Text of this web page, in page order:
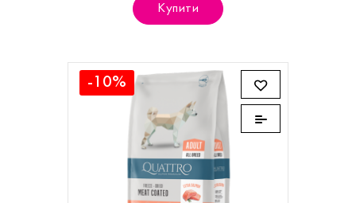
Купити
-10%